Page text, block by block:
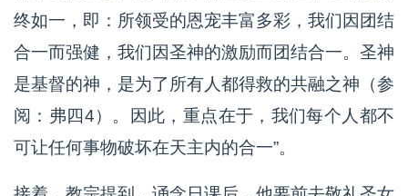
终如一，即：所领受的恩宠丰富多彩，我们因团结
合一而强健，我们因圣神的激励而团结合一。圣神
是基督的神，是为了所有人都得救的共融之神（参
阅：弗四4）。因此，重点在于，我们每个人都不
可让任何事物破坏在天主内的合一”。